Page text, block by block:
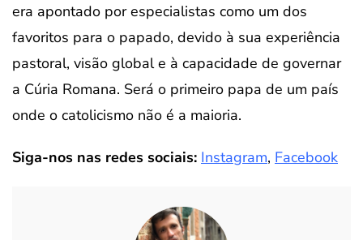
era apontado por especialistas como um dos
favoritos para o papado, devido à sua experiência
pastoral, visão global e à capacidade de governar
a Cúria Romana. Será o primeiro papa de um país
onde o catolicismo não é a maioria.
Siga-nos nas redes sociais: Instagram, Facebook